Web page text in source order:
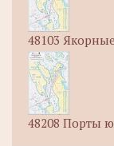
48103
48208 Порты